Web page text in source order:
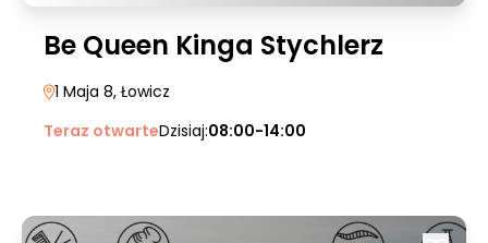
Be Queen Kinga Stychlerz
1 Maja 8, Łowicz
Teraz otwarteDzisiaj:08:00-14:00